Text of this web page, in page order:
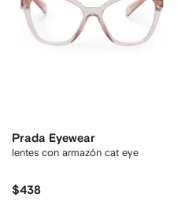
Prada Eyewear
lentes con armazón cat eye
$438